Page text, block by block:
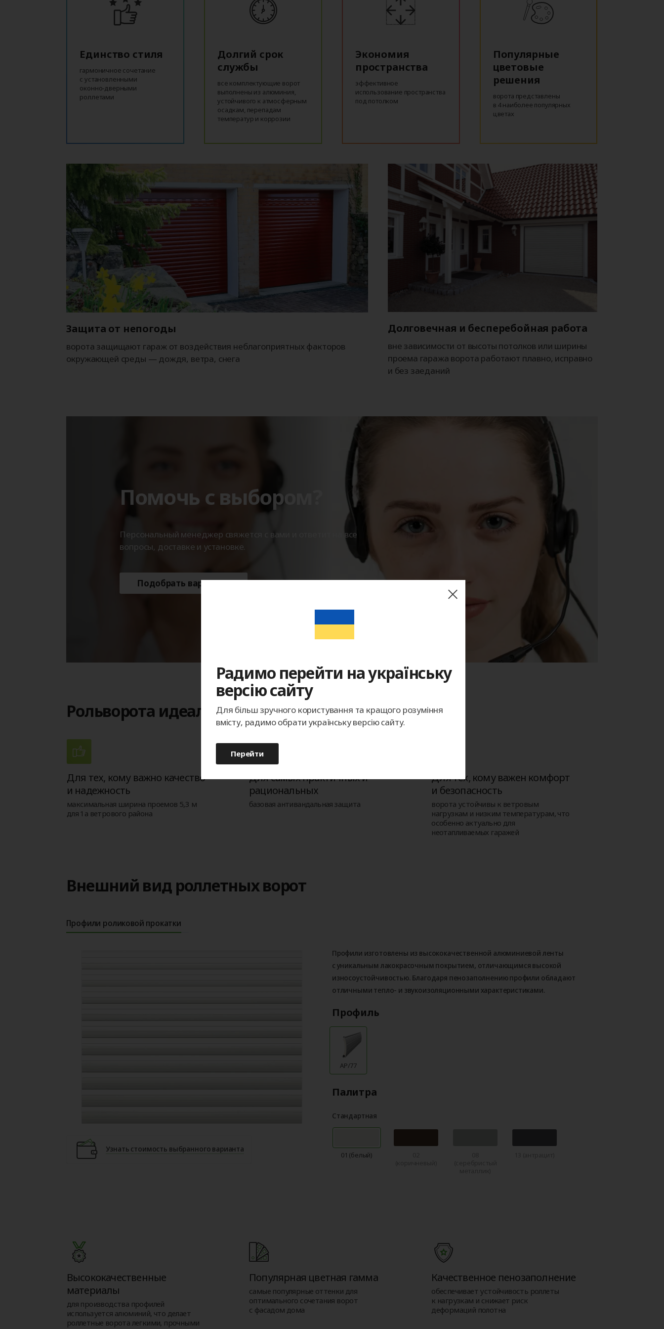
Единство стиля
гармоничное сочетание
с установленными
оконно‑дверными
роллетами
Долгий срок
службы
все комплектующие ворот
выполнены из алюминия,
устойчивого к атмосферным
осадкам, перепадам
температур и коррозии
Экономия
пространства
эффективное
использование пространства
под потолком
Популярные
цветовые
решения
ворота представлены
в 4 наиболее популярных
цветах
Защита от непогоды
ворота защищают гараж от воздействия неблагоприятных факторов
окружающей среды — дождя, ветра, снега
Долговечная и бесперебойная работа
вне зависимости от высоты потолков или ширины
проема гаража ворота работают плавно, исправно
и без заеданий
Помочь с выбором?
Персональный менеджер свяжется с вами и ответит на все
вопросы, доставке и установке.
Подобрать варианты
Рольворота идеально подходят
Для тех, кому важно качество
и надежность
максимальная ширина проемов 5,3 м
для 1а ветрового района
Для самых практичных и
рациональных
базовая антивандальная защита
Для тех, кому важен комфорт
и безопасность
ворота устойчивы к ветровым
нагрузкам и низким температурам, что
особенно актуально для
неотапливаемых гаражей
Внешний вид роллетных ворот
Профили роликовой прокатки
Узнать стоимость выбранного варианта
Профили изготовлены из высококачественной алюминиевой ленты
с уникальным лакокрасочным покрытием, отличающимся высокой
износоустойчивостью. Благодаря пенозаполнению профили обладают
отличными тепло- и звукоизоляционными характеристиками.
Профиль
AP/77
Палитра
Стандартная
01 (белый)
Высококачественные
материалы
для производства профилей
используется алюминий, что делает
роллетные ворота легкими, прочными
Популярная цветная гамма
самые популярные оттенки для
оптимального сочетания ворот
с фасадом дома
Качественное пенозаполнение
обеспечивает устойчивость роллеты
к нагрузкам и снижает риск
деформаций полотна
Радимо перейти на українську
версію сайту
Для більш зручного користування та кращого розуміння
вмісту, радимо обрати українську версію сайту.
Перейти